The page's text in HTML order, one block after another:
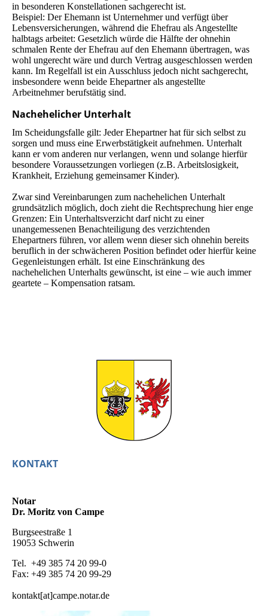
in besonderen Konstellationen sachgerecht ist.
Beispiel: Der Ehemann ist Unternehmer und verfügt über
Lebensversicherungen, während die Ehefrau als Angestellte
halbtags arbeitet: Gesetzlich würde die Hälfte der ohnehin
schmalen Rente der Ehefrau auf den Ehemann übertragen, was
wohl ungerecht wäre und durch Vertrag ausgeschlossen werden
kann. Im Regelfall ist ein Ausschluss jedoch nicht sachgerecht,
insbesondere wenn beide Ehepartner als angestellte
Arbeitnehmer berufstätig sind.
Nachehelicher Unterhalt
Im Scheidungsfalle gilt: Jeder Ehepartner hat für sich selbst zu
sorgen und muss eine Erwerbs­tätig­keit aufnehmen. Unterhalt
kann er vom anderen nur verlangen, wenn und solange hierfür
besondere Voraussetzungen vorliegen (z.B. Arbeitslosigkeit,
Krankheit, Erziehung gemeinsamer Kinder).
Zwar sind Vereinbarungen zum nachehelichen Unterhalt
grundsätzlich möglich, doch zieht die Rechtsprechung hier enge
Grenzen: Ein Unterhaltsverzicht darf nicht zu einer
unangemessenen Benachteiligung des verzichtenden
Ehepartners führen, vor allem wenn dieser sich ohnehin bereits
beruflich in der schwächeren Position befindet oder hierfür keine
Gegenleistungen erhält. Ist eine Einschränkung des
nachehelichen Unterhalts gewünscht, ist eine – wie auch immer
geartete – Kompensation ratsam.
KONTAKT
Notar
Dr. Moritz von Campe
Burgseestraße 1
19053 Schwerin
Tel. +49 385 74 20 99-0
Fax: +49 385 74 20 99-29
kontakt[at]campe.notar.de